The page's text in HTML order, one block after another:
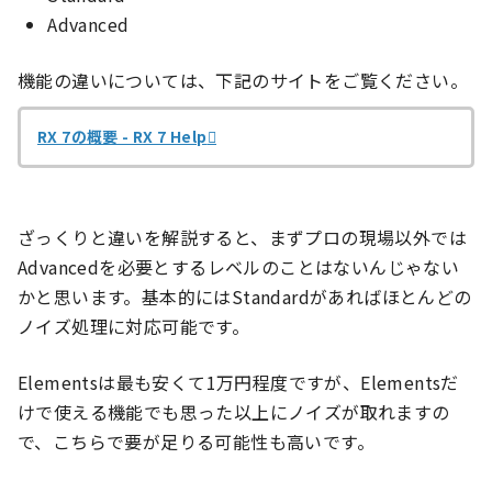
Advanced
機能の違いについては、下記のサイトをご覧ください。
RX 7の概要 - RX 7 Help
ざっくりと違いを解説すると、まずプロの現場以外では
Advancedを必要とするレベルのことはないんじゃない
かと思います。基本的にはStandardがあればほとんどの
ノイズ処理に対応可能です。
Elementsは最も安くて1万円程度ですが、Elementsだ
けで使える機能でも思った以上にノイズが取れますの
で、こちらで要が足りる可能性も高いです。